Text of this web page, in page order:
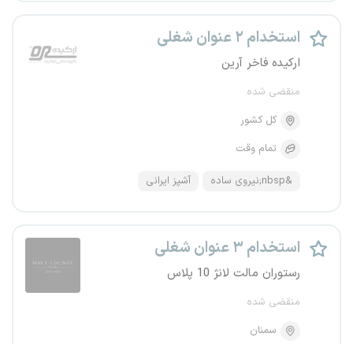
استخدام ۲ عنوان شغلی
ارکیده فاخر آرین
منقضی شده
کل کشور
تمام وقت
&nbsp;نیروی ساده آشپز ایرانی
استخدام ۳ عنوان شغلی
رستوران مالت لانژ 10 پلاس
منقضی شده
سمنان